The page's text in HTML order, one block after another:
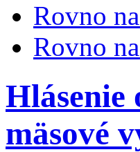
Rovno
Rovno
Hlásenie
mäsové